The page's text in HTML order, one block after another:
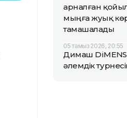
арналған
мыңға жуық
тамашалады
05 тамыз 2026, 20:55
Димаш
әлемдік